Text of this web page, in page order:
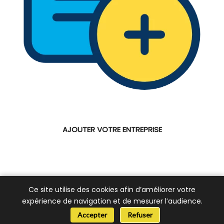
AJOUTER VOTRE ENTREPRISE
Ce site utilise des cookies afin d’améliorer votre
expérience de navigation et de mesurer l’audience.
Accepter Refuser📞 Besoin d’aide ?